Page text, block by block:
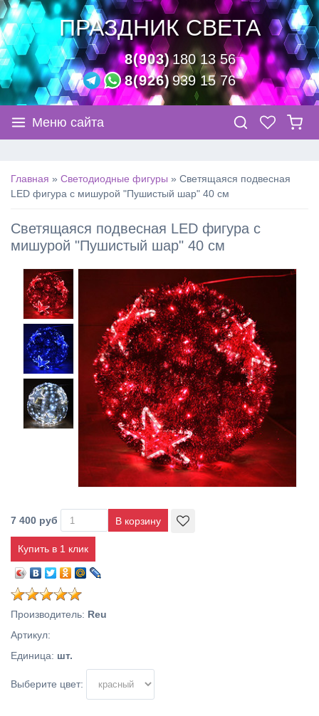
ПРАЗДНИК СВЕТА
8(903)180 13 56
8(926)939 15 76
Меню сайта
Главная » Светодиодные фигуры » Светящаяся подвесная
LED фигура с мишурой "Пушистый шар" 40 см
Светящаяся подвесная LED фигура с
мишурой "Пушистый шар" 40 см
7 400 руб
Купить в 1 клик
Производитель: Reu
Артикул:
Единица: шт.
Выберите цвет: